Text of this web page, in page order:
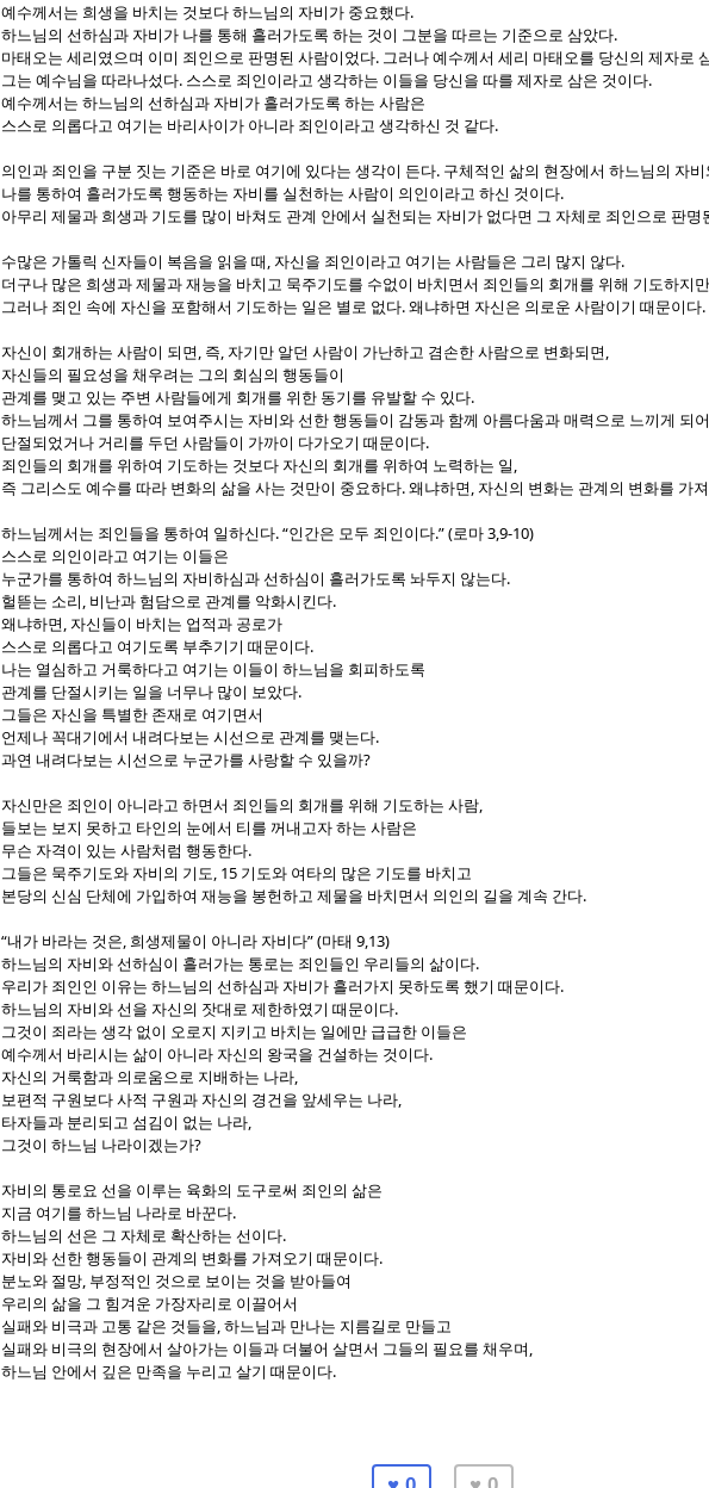
예수께서는 희생을 바치는 것보다 하느님의 자비가 중요했다.
하느님의 선하심과 자비가 나를 통해 흘러가도록 하는 것이 그분을 따르는 기준으로 삼았다.
마태오는 세리였으며 이미 죄인으로 판명된 사람이었다. 그러나 예수께서 세리 마태오를 당신의 제자로
그는 예수님을 따라나섰다. 스스로 죄인이라고 생각하는 이들을 당신을 따를 제자로 삼은 것이다.
예수께서는 하느님의 선하심과 자비가 흘러가도록 하는 사람은
스스로 의롭다고 여기는 바리사이가 아니라 죄인이라고 생각하신 것 같다.
의인과 죄인을 구분 짓는 기준은 바로 여기에 있다는 생각이 든다. 구체적인 삶의 현장에서 하느님의 자비
나를 통하여 흘러가도록 행동하는 자비를 실천하는 사람이 의인이라고 하신 것이다.
아무리 제물과 희생과 기도를 많이 바쳐도 관계 안에서 실천되는 자비가 없다면 그 자체로 죄인으로 판명
수많은 가톨릭 신자들이 복음을 읽을 때 , 자신을 죄인이라고 여기는 사람들은 그리 많지 않다.
더구나 많은 희생과 제물과 재능을 바치고 묵주기도를 수없이 바치면서 죄인들의 회개를 위해 기도하지만
그러나 죄인 속에 자신을 포함해서 기도하는 일은 별로 없다. 왜냐하면 자신은 의로운 사람이기 때문이다.
자신이 회개하는 사람이 되면 , 즉, 자기만 알던 사람이 가난하고 겸손한 사람으로 변화되면 ,
자신들의 필요성을 채우려는 그의 회심의 행동들이
관계를 맺고 있는 주변 사람들에게 회개를 위한 동기를 유발할 수 있다.
하느님께서 그를 통하여 보여주시는 자비와 선한 행동들이 감동과 함께 아름다움과 매력으로 느끼게 되어
단절되었거나 거리를 두던 사람들이 가까이 다가오기 때문이다.
죄인들의 회개를 위하여 기도하는 것보다 자신의 회개를 위하여 노력하는 일 ,
즉 그리스도 예수를 따라 변화의 삶을 사는 것만이 중요하다. 왜냐하면 , 자신의 변화는 관계의 변화를 가
하느님께서는 죄인들을 통하여 일하신다. “인간은 모두 죄인이다.” (로마 3,9-10)
스스로 의인이라고 여기는 이들은
누군가를 통하여 하느님의 자비하심과 선하심이 흘러가도록 놔두지 않는다.
헐뜯는 소리 , 비난과 험담으로 관계를 악화시킨다.
왜냐하면 , 자신들이 바치는 업적과 공로가
스스로 의롭다고 여기도록 부추기기 때문이다.
나는 열심하고 거룩하다고 여기는 이들이 하느님을 회피하도록
관계를 단절시키는 일을 너무나 많이 보았다.
그들은 자신을 특별한 존재로 여기면서
언제나 꼭대기에서 내려다보는 시선으로 관계를 맺는다.
과연 내려다보는 시선으로 누군가를 사랑할 수 있을까?
자신만은 죄인이 아니라고 하면서 죄인들의 회개를 위해 기도하는 사람,
들보는 보지 못하고 타인의 눈에서 티를 꺼내고자 하는 사람은
무슨 자격이 있는 사람처럼 행동한다.
그들은 묵주기도와 자비의 기도, 15 기도와 여타의 많은 기도를 바치고
본당의 신심 단체에 가입하여 재능을 봉헌하고 제물을 바치면서 의인의 길을 계속 간다.
“내가 바라는 것은, 희생제물이 아니라 자비다” (마태 9,13)
하느님의 자비와 선하심이 흘러가는 통로는 죄인들인 우리들의 삶이다.
우리가 죄인인 이유는 하느님의 선하심과 자비가 흘러가지 못하도록 했기 때문이다.
하느님의 자비와 선을 자신의 잣대로 제한하였기 때문이다.
그것이 죄라는 생각 없이 오로지 지키고 바치는 일에만 급급한 이들은
예수께서 바리시는 삶이 아니라 자신의 왕국을 건설하는 것이다.
자신의 거룩함과 의로움으로 지배하는 나라,
보편적 구원보다 사적 구원과 자신의 경건을 앞세우는 나라,
타자들과 분리되고 섬김이 없는 나라,
그것이 하느님 나라이겠는가?
자비의 통로요 선을 이루는 육화의 도구로써 죄인의 삶은
지금 여기를 하느님 나라로 바꾼다.
하느님의 선은 그 자체로 확산하는 선이다.
자비와 선한 행동들이 관계의 변화를 가져오기 때문이다.
분노와 절망, 부정적인 것으로 보이는 것을 받아들여
우리의 삶을 그 힘겨운 가장자리로 이끌어서
실패와 비극과 고통 같은 것들을, 하느님과 만나는 지름길로 만들고
실패와 비극의 현장에서 살아가는 이들과 더불어 살면서 그들의 필요를 채우며 ,
하느님 안에서 깊은 만족을 누리고 살기 때문이다.